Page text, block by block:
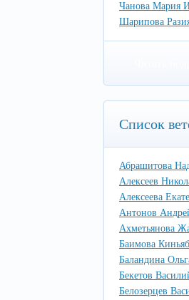
Чанова Мария
Шарипова
Список
Абрашитова
Алексеев
Алексеева
Антонов
Ахметьянова
Баимова
Баландина
Бекетов
Белозерцев